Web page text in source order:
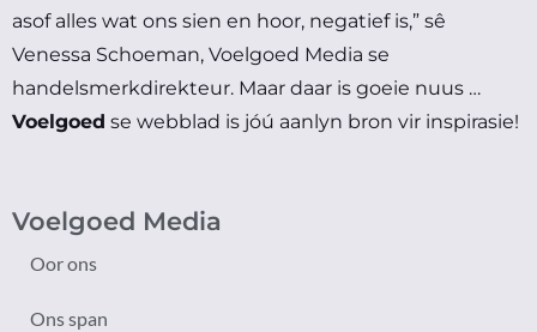
asof alles wat ons sien en hoor, negatief is,” sê
Venessa Schoeman, Voelgoed Media se
handelsmerkdirekteur. Maar daar is goeie nuus …
Voelgoed se webblad is jóú aanlyn bron vir inspirasie!
Voelgoed Media
Oor ons
Ons span